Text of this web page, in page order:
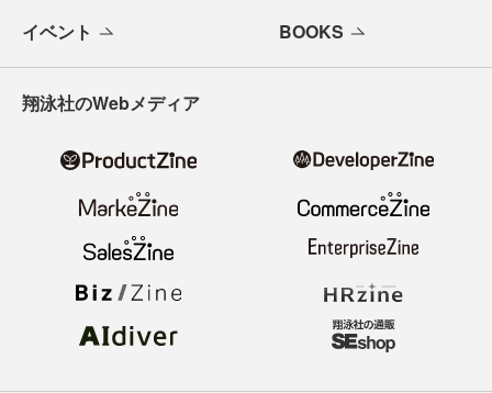
イベント BOOKS
翔泳社のWebメディア